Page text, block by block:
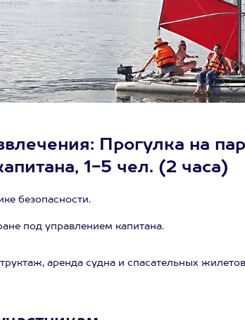
Прогулка на
1-5 чел. (2 часа)
безопасности.
под управлением капитана.
аренда судна и спасательных